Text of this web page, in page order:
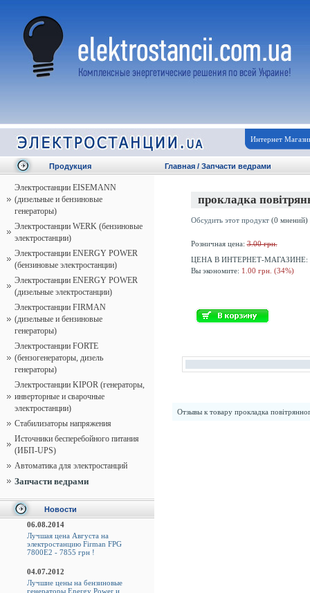
Интернет
Продукция
Электростанции EISEMANN
(дизельные и бензиновые
генераторы)
Электростанции WERK (бензиновые
электростанции)
Электростанции ENERGY POWER
(бензиновые электростанции)
Электростанции ENERGY POWER
(дизельные электростанции)
Электростанции FIRMAN
(дизельные и бензиновые
генераторы)
Электростанции FORTE
(бензогенераторы, дизель
генераторы)
Электростанции KIPOR (генераторы,
инверторные и сварочные
электростанции)
Стабилизаторы напряжения
Источники бесперебойного питания
(ИБП-UPS)
Автоматика для электростанций
Запчасти ведрами
Новости
06.08.2014
Лучшая цена Августа на
электростанцию Firman FPG
7800E2 - 7855 грн !
04.07.2012
Лучшие цены на бензиновые
генераторы Energy Power и
Главная / Запчасти ведрами
прокладка
Обсудить этот продукт(0 мнений)
Розничная цена:3.00 грн.
ЦЕНА В ИНТЕРНЕТ-МАГАЗИНЕ:
Вы экономите: 1.00 грн. (34%)
Отзывы к товару прокладка